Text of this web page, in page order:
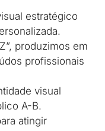
estratégico
produzimos em
profissionais
visual
A-B.
atingir